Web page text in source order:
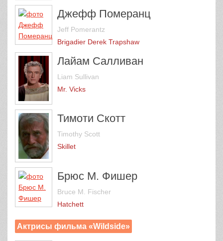
Джефф Померанц
Jeff Pomerantz
Brigadier Derek Trapshaw
Лайам Салливан
Liam Sullivan
Mr. Vicks
Тимоти Скотт
Timothy Scott
Skillet
Брюс М. Фишер
Bruce M. Fischer
Hatchett
Актрисы фильма «Wildside»